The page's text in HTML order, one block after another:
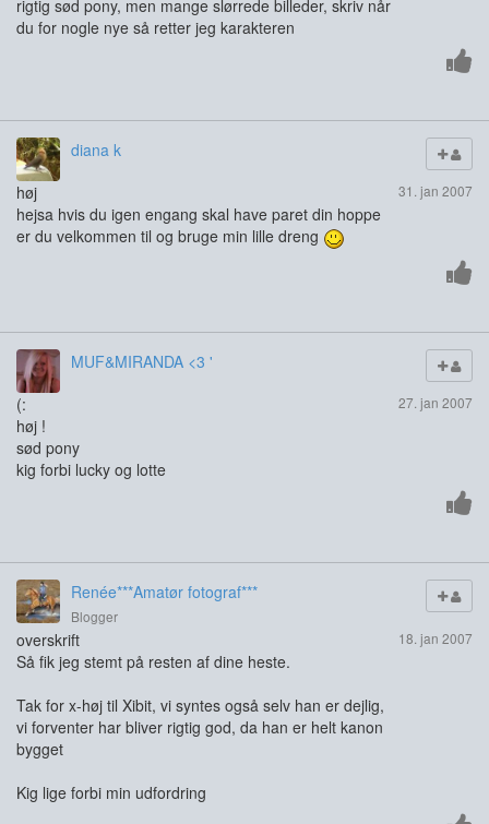
rigtig sød pony, men mange slørrede billeder, skriv når
du for nogle nye så retter jeg karakteren
diana k
31. jan 2007
høj
hejsa hvis du igen engang skal have paret din hoppe
er du velkommen til og bruge min lille dreng
MUF&MIRANDA <3 '
27. jan 2007
(:
høj !
sød pony
kig forbi lucky og lotte
Renée***Amatør fotograf***
Blogger
18. jan 2007
overskrift
Så fik jeg stemt på resten af dine heste.
Tak for x-høj til Xibit, vi syntes også selv han er dejlig,
vi forventer har bliver rigtig god, da han er helt kanon
bygget
Kig lige forbi min udfordring